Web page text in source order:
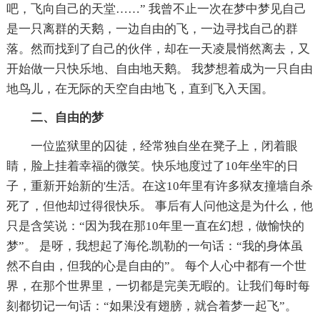
吧，飞向自己的天堂……” 我曾不止一次在梦中梦见自己
是一只离群的天鹅，一边自由的飞，一边寻找自己的群
落。然而找到了自己的伙伴，却在一天凌晨悄然离去，又
开始做一只快乐地、自由地天鹅。 我梦想着成为一只自由
地鸟儿，在无际的天空自由地飞，直到飞入天国。
二、自由的梦
一位监狱里的囚徒，经常独自坐在凳子上，闭着眼
睛，脸上挂着幸福的微笑。快乐地度过了10年坐牢的日
子，重新开始新的'生活。在这10年里有许多狱友撞墙自杀
死了，但他却过得很快乐。 事后有人问他这是为什么，他
只是含笑说：“因为我在那10年里一直在幻想，做愉快的
梦”。 是呀，我想起了海伦.凯勒的一句话：“我的身体虽
然不自由，但我的心是自由的”。 每个人心中都有一个世
界，在那个世界里，一切都是完美无暇的。让我们每时每
刻都切记一句话：“如果没有翅膀，就合着梦一起飞”。